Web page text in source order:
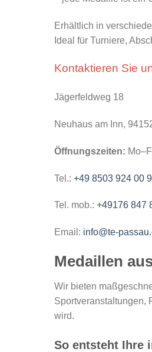
Erhältlich in
Ideal für Turniere,
Kontaktieren Sie
Jägerfeldweg 18
Neuhaus am Inn,
Öffnungszeiten:
Tel.: +49 8503 924 00
Tel. mob.: +49176 847
Email: info@te-
Medaillen
Wir bieten
Sportveranstaltungen,
wird.
So entsteht Ihre